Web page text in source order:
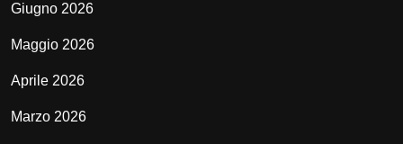
Giugno 2026
Maggio 2026
Aprile 2026
Marzo 2026